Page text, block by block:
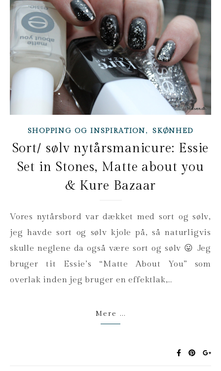
SHOPPING OG INSPIRATION,SKØNHED
Sort/ sølv nytårsmanicure: Essie
Set in Stones, Matte about you
& Kure Bazaar
Vores nytårsbord var dækket med sort og sølv,
jeg havde sort og sølv kjole på, så naturligvis
skulle neglene da også være sort og sølv 😛 Jeg
bruger tit Essie’s “Matte About You” som
overlak inden jeg bruger en effektlak,…
Mere ...